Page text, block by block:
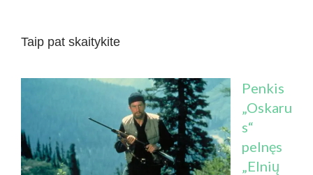
Taip pat skaitykite
Penkis
„Oskaru
s“
pelnęs
„Elnių